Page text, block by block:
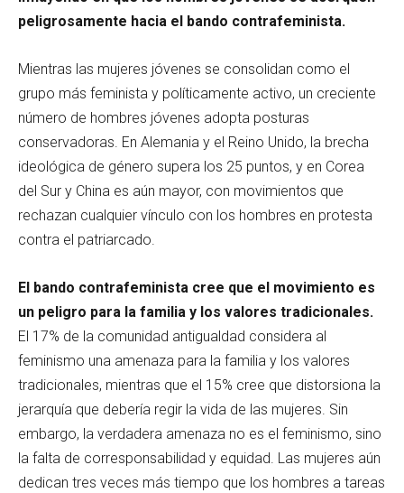
peligrosamente hacia el bando contrafeminista.
Mientras las mujeres jóvenes se consolidan como el
grupo más feminista y políticamente activo, un creciente
número de hombres jóvenes adopta posturas
conservadoras. En Alemania y el Reino Unido, la brecha
ideológica de género supera los 25 puntos, y en Corea
del Sur y China es aún mayor, con movimientos que
rechazan cualquier vínculo con los hombres en protesta
contra el patriarcado.
El bando contrafeminista cree que el movimiento es
un peligro para la familia y los valores tradicionales.
El 17% de la comunidad antigualdad considera al
feminismo una amenaza para la familia y los valores
tradicionales, mientras que el 15% cree que distorsiona la
jerarquía que debería regir la vida de las mujeres. Sin
embargo, la verdadera amenaza no es el feminismo, sino
la falta de corresponsabilidad y equidad. Las mujeres aún
dedican tres veces más tiempo que los hombres a tareas